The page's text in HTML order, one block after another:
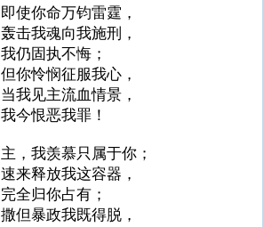
即使你命万钧雷霆，
轰击我魂向我施刑，
我仍固执不悔；
但你怜悯征服我心，
当我见主流血情景，
我今恨恶我罪！
主，我羡慕只属于你；
速来释放我这容器，
完全归你占有；
撒但暴政我既得脱，